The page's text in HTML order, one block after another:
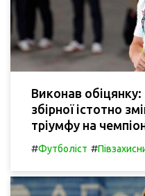
Виконав обіцянку:
збірної істотно
тріумфу на
#Футболіст #